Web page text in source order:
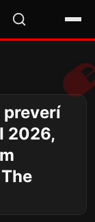
preverí
2026,